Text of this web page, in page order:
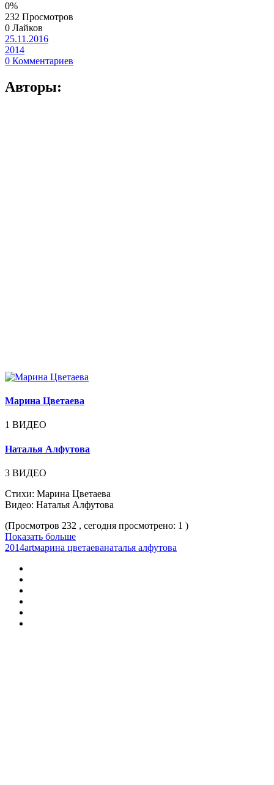
0%
232 Просмотров
0 Лайков
25.11.2016
2014
0 Комментариев
Авторы:
Марина Цветаева
1 ВИДЕО
Наталья Алфутова
3 ВИДЕО
Стихи: Марина Цветаева
Видео: Наталья Алфутова
(Просмотров 232 , сегодня просмотрено: 1 )
Показать больше
2014artмарина цветаеванаталья алфутова